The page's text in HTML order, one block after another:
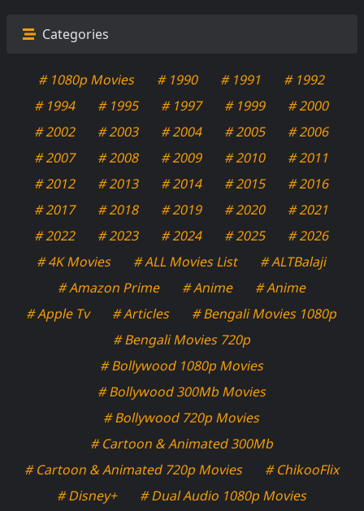
Categories
# 1080p Movies # 1990 # 1991
# 1992
# 1994
# 1995 # 1997 # 1999
# 2000
# 2002
# 2003 # 2004 # 2005
# 2006
# 2007
# 2008 # 2009 # 2010
# 2011
# 2012
# 2013 # 2014 # 2015
# 2016
# 2017
# 2018 # 2019 # 2020
# 2021
# 2022
# 2023 # 2024 # 2025
# 2026
# 4K Movies
# ALL Movies List
# ALTBalaji
# Amazon Prime
# Anime
# Anime
# Apple Tv
# Articles
# Bengali Movies 1080p
# Bengali Movies 720p
# Bollywood 1080p Movies
# Bollywood 300Mb Movies
# Bollywood 720p Movies
# Cartoon & Animated 300Mb
# Cartoon & Animated 720p Movies
# ChikooFlix
# Disney+
# Dual Audio 1080p Movies